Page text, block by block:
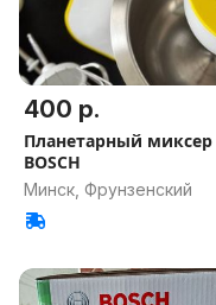
400 р.
Планетарный миксер
BOSCH
Минск, Фрунзенский